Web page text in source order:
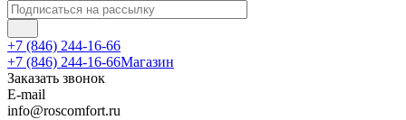
+7 (846) 244-16-66
+7 (846) 244-16-66Магазин
Заказать звонок
E-mail
info@roscomfort.ru